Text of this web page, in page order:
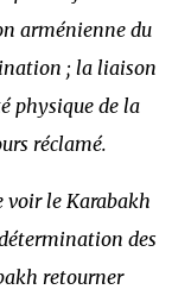
arménienne du
; la liaison
physique de la
réclamé.
voir le Karabakh
des
retourner